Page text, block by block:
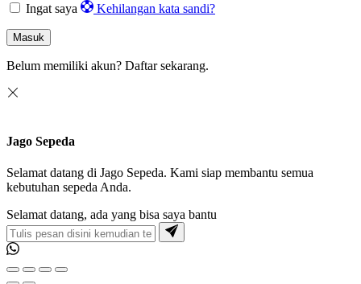
Ingat saya Kehilangan kata sandi?
Masuk
Belum memiliki akun? Daftar sekarang.
Jago Sepeda
Selamat datang di Jago Sepeda. Kami siap membantu semua
kebutuhan sepeda Anda.
Selamat datang, ada yang bisa saya bantu